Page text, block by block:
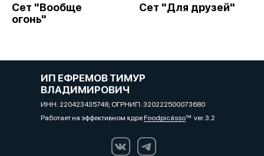
Сет "Вообще
огонь"
Сет "Для друзей"
ИП ЕФРЕМОВ ТИМУР
ВЛАДИМИРОВИЧ
ИНН: 220423435748; ОГРНИП: 320222500073680
Работает на эффективном ядреFoodpicássover. 3.2